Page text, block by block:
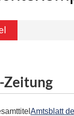
Zeitung
Amtsblatt